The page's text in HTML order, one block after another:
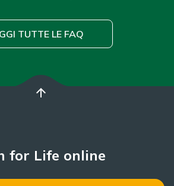
TUTTE LE FAQ
arrow_upward
for Life online